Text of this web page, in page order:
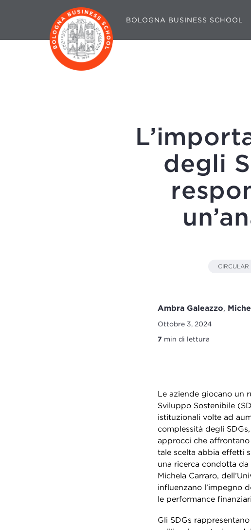
BOLOGNA BUSINESS SCHOOL
degli
Ambra Galeazzo,
Ottobre 3, 2024
7 min di lettura
Le aziende giocano un
Sviluppo Sostenibile
istituzionali volte ad
complessità degli
approcci che affrontano
tale scelta abbia effetti
una ricerca condotta da
Michela Carraro,
influenzano l’impegno
le performance
Gli SDGs